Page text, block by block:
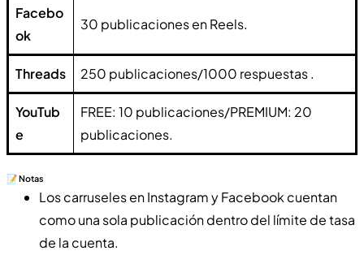
Facebo
ok
30 publicaciones en Reels.
Threads 250 publicaciones/1000 respuestas .
YouTub
e
FREE: 10 publicaciones/PREMIUM: 20
publicaciones.
📝 Notas
Los carruseles en Instagram y Facebook cuentan
como una sola publicación dentro del límite de tasa
de la cuenta.